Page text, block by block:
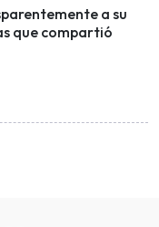
a su
que compartió